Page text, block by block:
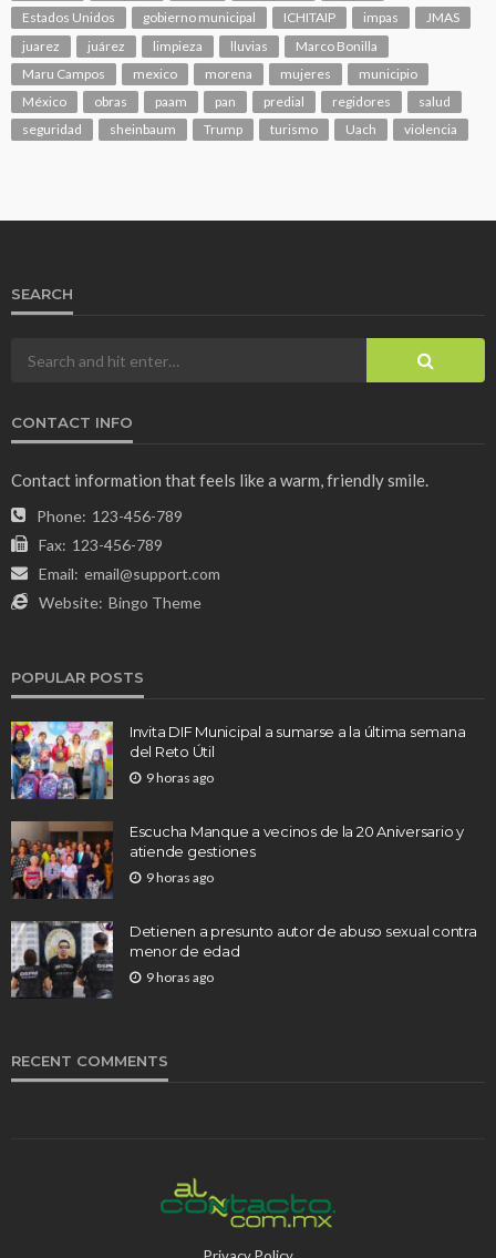
Estados Unidos
gobierno municipal ICHITAIP impas
JMAS
juarez
juárez limpieza lluvias
Marco Bonilla
Maru Campos
mexico morena mujeres
municipio
México
obras paam pan predial regidores
salud
seguridad
sheinbaum Trump turismo Uach violencia
SEARCH
CONTACT INFO
Contact information that feels like a warm, friendly smile.
Phone: 123-456-789
Fax: 123-456-789
Email: email@support.com
Website: Bingo Theme
POPULAR POSTS
Invita DIF Municipal a sumarse a la última semana
del Reto Útil
9 horas ago
Escucha Manque a vecinos de la 20 Aniversario y
atiende gestiones
9 horas ago
Detienen a presunto autor de abuso sexual contra
menor de edad
9 horas ago
RECENT COMMENTS